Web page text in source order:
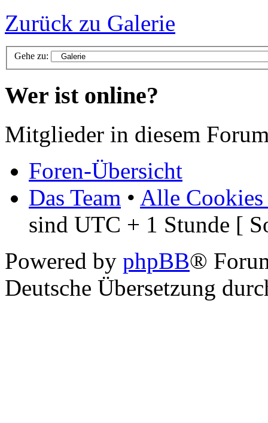
Zurück zu Galerie
Gehe zu:
Wer ist online?
Mitglieder in diesem
Foren-Übersicht
Das Team • Alle Cookies
sind UTC + 1 Stunde [
Powered by phpBB®
Deutsche Übersetzung